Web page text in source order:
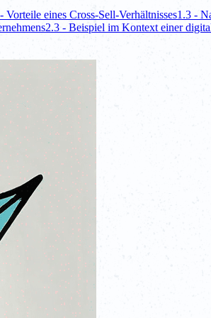
Vorteile eines Cross-Sell-Verhältnisses1.3 -
2.3 - Beispiel im Kontext einer